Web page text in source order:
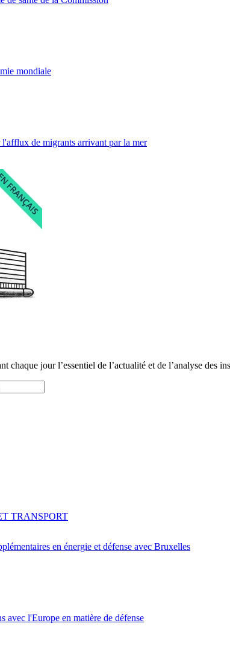
mondiale
l'afflux de migrants arrivant par la mer
chaque jour l’essentiel de l’actualité et de l’analyse des
en énergie et défense avec Bruxelles
TRANSPORT
avec l'Europe en matière de défense